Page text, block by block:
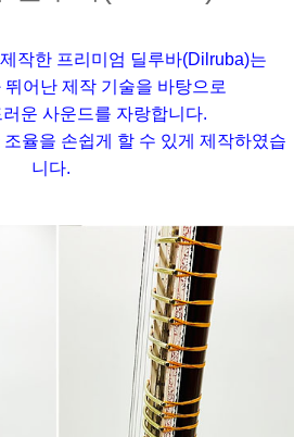
작한 프리미엄 딜루바(Dilruba)는
뛰어난 제작 기술을 바탕으로
운 사운드를 자랑합니다.
율을 손쉽게 할 수 있게 제작하였습
니다.